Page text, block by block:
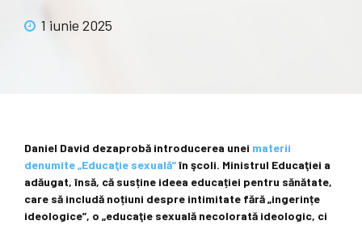
1 iunie 2025
Daniel David dezaprobă introducerea unei materii
denumite „Educaţie sexuală”în şcoli. Ministrul Educaţiei a
adăugat, însă, că susține ideea educației pentru sănătate,
care să includă noțiuni despre intimitate fără „ingerințe
ideologice”, o „educaţie sexuală necolorată ideologic, ci